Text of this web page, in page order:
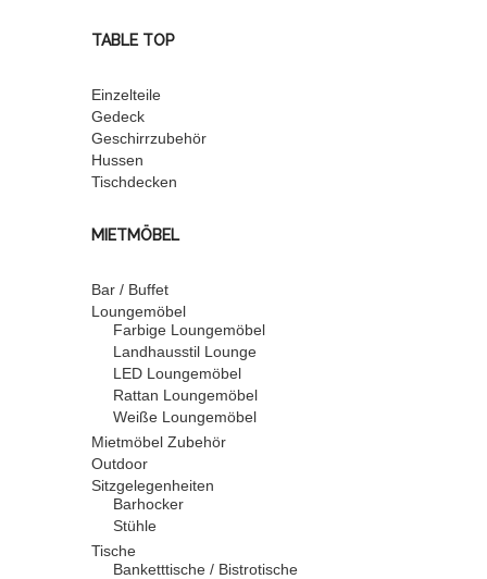
TABLE TOP
Einzelteile
Gedeck
Geschirrzubehör
Hussen
Tischdecken
MIETMÖBEL
Bar / Buffet
Loungemöbel
Farbige Loungemöbel
Landhausstil Lounge
LED Loungemöbel
Rattan Loungemöbel
Weiße Loungemöbel
Mietmöbel Zubehör
Outdoor
Sitzgelegenheiten
Barhocker
Stühle
Tische
Banketttische / Bistrotische